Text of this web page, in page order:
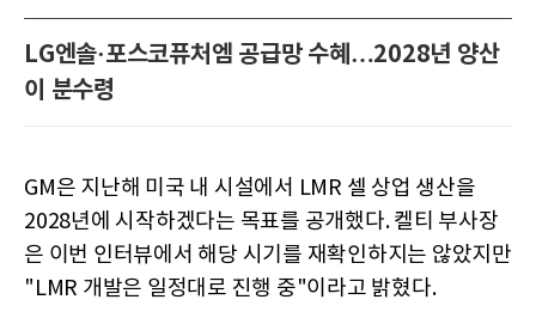
LG엔솔·포스코퓨처엠 공급망 수혜…2028년 양산
이 분수령
GM은 지난해 미국 내 시설에서 LMR 셀 상업 생산을
2028년에 시작하겠다는 목표를 공개했다. 켈티 부사장
은 이번 인터뷰에서 해당 시기를 재확인하지는 않았지만
"LMR 개발은 일정대로 진행 중"이라고 밝혔다.